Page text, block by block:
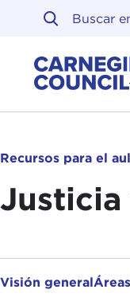
Ir al contenido
Recursos para el
Visión general